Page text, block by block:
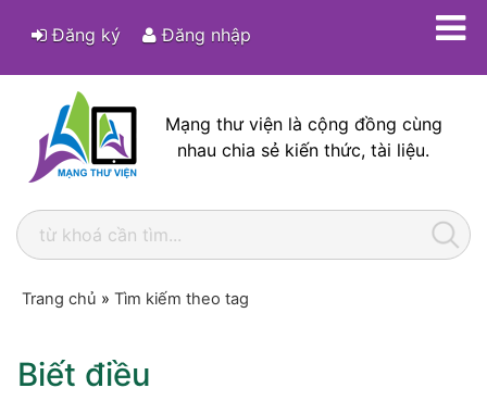
Đăng ký Đăng nhập
Mạng thư viện là cộng đồng cùng
nhau chia sẻ kiến thức, tài liệu.
Trang chủ » Tìm kiếm theo tag
Biết điều